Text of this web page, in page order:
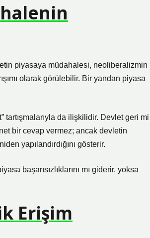
piyasaya müdahalesi, neoliberalizmin
olarak görülebilir. Bir yandan piyasa
tartışmalarıyla da ilişkilidir. Devlet geri mi
bir cevap vermez; ancak devletin
yapılandırdığını gösterir.
başarısızlıklarını mı giderir, yoksa
Erişim